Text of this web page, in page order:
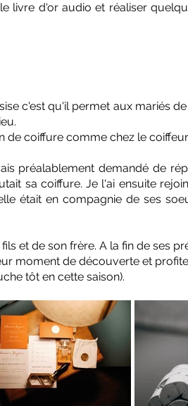
livre d'or audio et réaliser
c'est qu'il permet aux mariés
de coiffure comme chez le
préalablement demandé de
sa coiffure. Je l'ai ensuite
était en compagnie de ses
et de son frère. A la fin de ses
moment de découverte et
tôt en cette saison).